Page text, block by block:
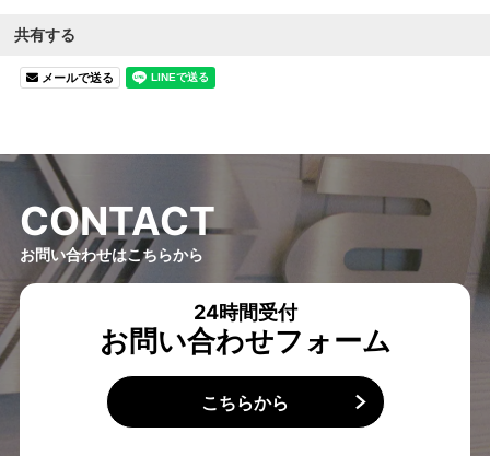
共有する
メールで送る
CONTACT
お問い合わせはこちらから
24時間受付
お問い合わせフォーム
こちらから